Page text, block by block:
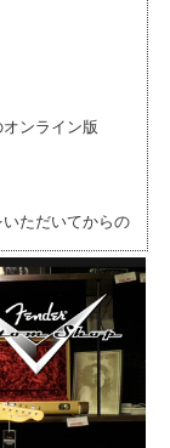
ンライン版
ただいてからの